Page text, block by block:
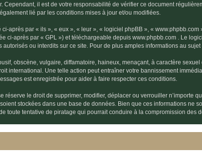
Cependant, il est de votre responsabilité de vérifier ce document
lié par les conditions mises à jour et/ou modifiées.
après par « ils », « eux », « leur », « logiciel phpBB », «
ci-après par « GPL ») et téléchargeable depuis www.phpbb.com
. Le
ou interdits sur ce site. Pour de plus amples informations au
obscène, vulgaire, diffamatoire, haineux, menaçant, à caractère
international. Une telle action peut entraîner votre bannissement
est enregistrée pour aider à faire respecter ces conditions.
réserve le droit de supprimer, modifier, déplacer ou verrouiller n’importe
stockées dans une base de données. Bien que ces informations ne
toute tentative de piratage qui pourrait conduire à la compromission des